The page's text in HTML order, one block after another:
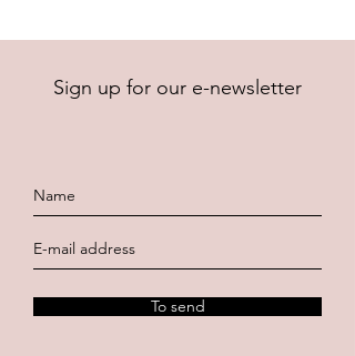
Sign up for our e-newsletter
To send